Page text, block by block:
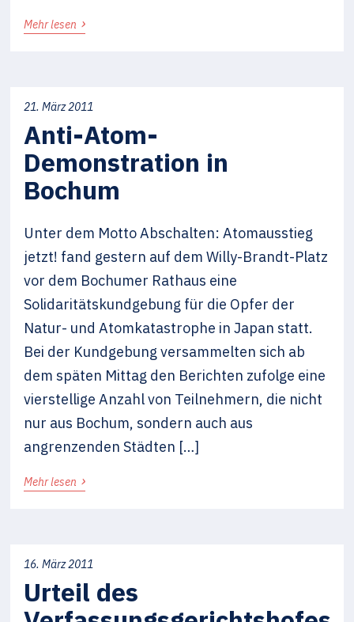
Mehr lesen ›
21. März 2011
Anti-Atom-
Demonstration in
Bochum
Unter dem Motto Abschalten: Atomausstieg
jetzt! fand gestern auf dem Willy-Brandt-Platz
vor dem Bochumer Rathaus eine
Solidaritätskundgebung für die Opfer der
Natur- und Atomkatastrophe in Japan statt.
Bei der Kundgebung versammelten sich ab
dem späten Mittag den Berichten zufolge eine
vierstellige Anzahl von Teilnehmern, die nicht
nur aus Bochum, sondern auch aus
angrenzenden Städten […]
Mehr lesen ›
16. März 2011
Urteil des